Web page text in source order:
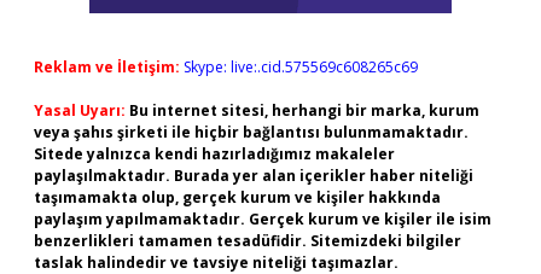
Reklam ve İletişim: Skype: live:.cid.575569c608265c69
Yasal Uyarı: Bu internet sitesi, herhangi bir marka, kurum
veya şahıs şirketi ile hiçbir bağlantısı bulunmamaktadır.
Sitede yalnızca kendi hazırladığımız makaleler
paylaşılmaktadır. Burada yer alan içerikler haber niteliği
taşımamakta olup, gerçek kurum ve kişiler hakkında
paylaşım yapılmamaktadır. Gerçek kurum ve kişiler ile isim
benzerlikleri tamamen tesadüfidir. Sitemizdeki bilgiler
taslak halindedir ve tavsiye niteliği taşımazlar.